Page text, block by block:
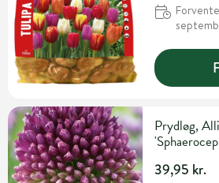
Prydløg,
39,95 kr.